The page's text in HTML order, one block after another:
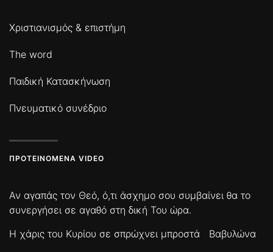
Χριστιανισμός & επιστήμη
The word
Παιδική Κατασκήνωση
Πνευματικό συνέδριο
ΠΡΟΤΕΙΝΌΜΕΝΑ VIDEO
Αν αγαπάς τον Θεό, ό,τι άσχημο σου συμβαίνει θα το
συνεργήσει σε αγαθό στη δική Του ώρα.
Η χάρις του Κυρίου σε σπρώχνει μπροστά
Βαβυλώνα